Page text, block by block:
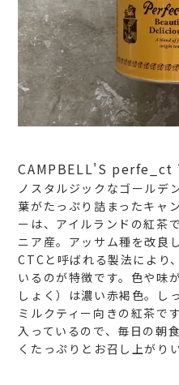
CAMPBELL'S perfe_ct
ノスタルジックなゴールデ
葉がたっぷり詰まったキャ
ーは、アイルランドの紅茶で
ニア産。アッサム種を改良
CTCと呼ばれる製法により
いるのが特徴です。色や味
しょく）は濃い赤褐色。し
ミルクティー向きの紅茶で
入っているので、毎日の朝
くたっぷりとお召し上がり